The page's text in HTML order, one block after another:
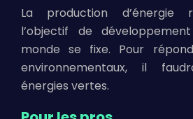
La production d’énergie
l’objectif de
monde se fixe. Pour
environnementaux, il
énergies vertes.